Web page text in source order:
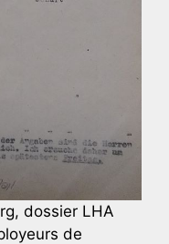
dossier LHA
de